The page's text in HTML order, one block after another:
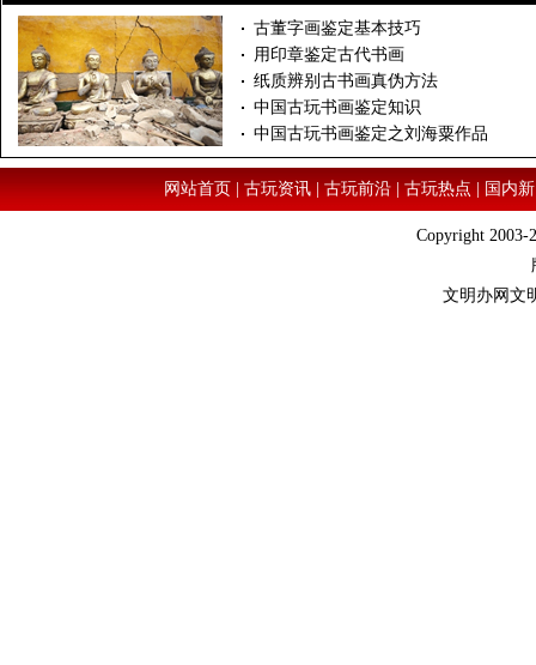
古董字画鉴定基本技巧
用印章鉴定古代书画
纸质辨别古书画真伪方法
中国古玩书画鉴定知识
中国古玩书画鉴定之刘海粟作品
网站首页|古玩资讯|古玩前沿|古玩热点|国内
Copyright 2003-
文明办网文